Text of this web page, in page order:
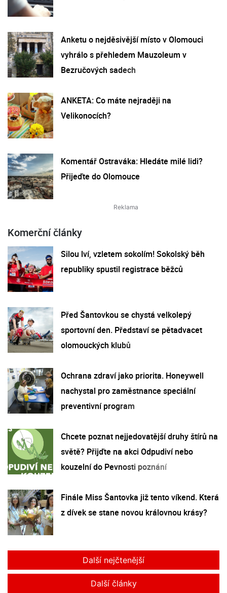
Anketu o nejděsivější místo v Olomouci
vyhrálo s přehledem Mauzoleum v
Bezručových sadech
ANKETA: Co máte nejraději na
Velikonocích?
Komentář Ostraváka: Hledáte milé lidi?
Přijeďte do Olomouce
Komerční články
Silou lví, vzletem sokolím! Sokolský běh
republiky spustil registrace běžců
Před Šantovkou se chystá velkolepý
sportovní den. Představí se pětadvacet
olomouckých klubů
Ochrana zdraví jako priorita. Honeywell
nachystal pro zaměstnance speciální
preventivní program
Chcete poznat nejjedovatější druhy štírů na
světě? Přijďte na akci Odpudiví nebo
kouzelní do Pevnosti poznání
Finále Miss Šantovka již tento víkend. Která
z dívek se stane novou královnou krásy?
Další nejčtenější
Další články